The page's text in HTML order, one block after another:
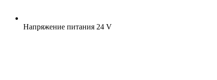
Напряжение питания 24 V